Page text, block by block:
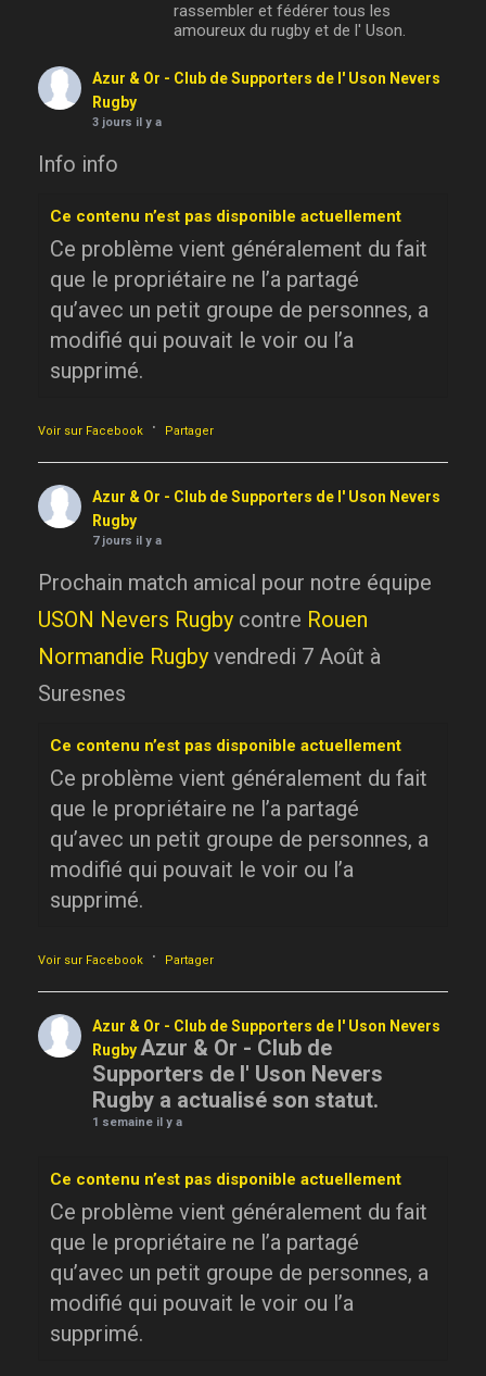
rassembler et fédérer tous les
amoureux du rugby et de l' Uson.
Azur & Or - Club de Supporters de l' Uson Nevers
Rugby
3 jours il y a
Info info
Ce contenu n’est pas disponible actuellement
Ce problème vient généralement du fait
que le propriétaire ne l’a partagé
qu’avec un petit groupe de personnes, a
modifié qui pouvait le voir ou l’a
supprimé.
Voir sur Facebook · Partager
Azur & Or - Club de Supporters de l' Uson Nevers
Rugby
7 jours il y a
Prochain match amical pour notre équipe
USON Nevers Rugby contre Rouen
Normandie Rugby vendredi 7 Août à
Suresnes
Ce contenu n’est pas disponible actuellement
Ce problème vient généralement du fait
que le propriétaire ne l’a partagé
qu’avec un petit groupe de personnes, a
modifié qui pouvait le voir ou l’a
supprimé.
Voir sur Facebook · Partager
Azur & Or - Club de Supporters de l' Uson Nevers
RugbyAzur & Or - Club de
Supporters de l' Uson Nevers
Rugby a actualisé son statut.
1 semaine il y a
Ce contenu n’est pas disponible actuellement
Ce problème vient généralement du fait
que le propriétaire ne l’a partagé
qu’avec un petit groupe de personnes, a
modifié qui pouvait le voir ou l’a
supprimé.